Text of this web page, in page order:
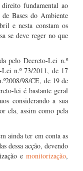
fundamental ao
Bases do Ambiente
e nesta constam os
se deve reger no que
pelo Decreto-Lei n.º
n.º 73/2011, de 17
98/CE, de 19 de
lei é bastante geral
considerando a sua
ela, assim como pela
ainda ter em conta as
dessa acção, devendo
e monitorização,